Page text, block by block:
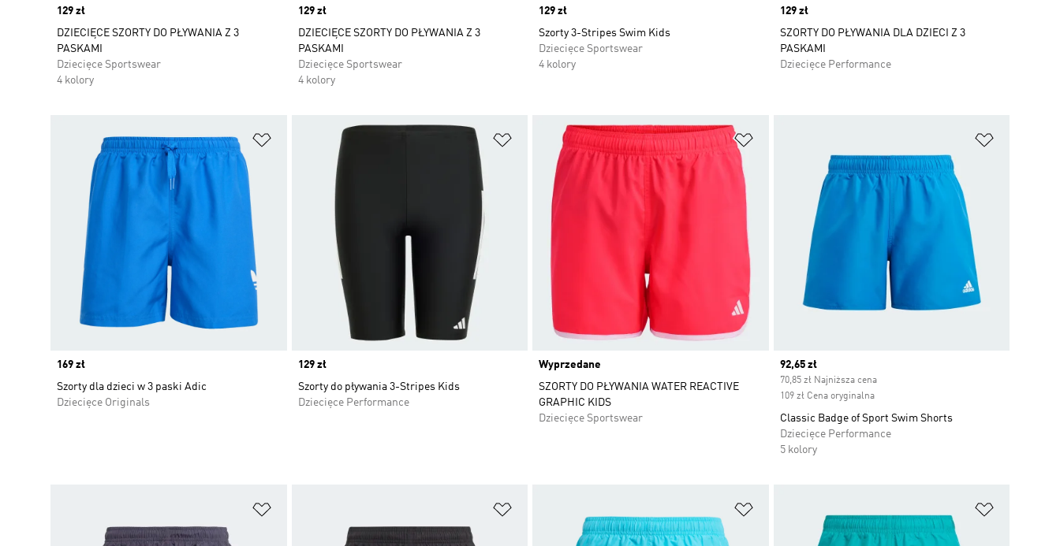
Price
129 zł
DZIECIĘCE SZORTY DO PŁYWANIA Z 3
PASKAMI
Dziecięce Sportswear
4 kolory
Price
129 zł
DZIECIĘCE SZORTY DO PŁYWANIA Z 3
PASKAMI
Dziecięce Sportswear
4 kolory
Price
129 zł
Szorty 3-Stripes Swim Kids
Dziecięce Sportswear
4 kolory
Price
129 zł
SZORTY DO PŁYWANIA DLA DZIECI Z 3
PASKAMI
Dziecięce Performance
Dodaj do listy życzeń
Price
169 zł
Szorty dla dzieci w 3 paski Adic
Dziecięce Originals
Dodaj do listy życzeń
Price
129 zł
Szorty do pływania 3-Stripes Kids
Dziecięce Performance
Wyprzedane
SZORTY DO PŁYWANIA WATER REACTIVE
GRAPHIC KIDS
Dziecięce Sportswear
Current price
92,65 zł
70,85 zł Najniższa cena
109 zł Cena oryginalna
Classic Badge of Sport Swim Shorts
Dziecięce Performance
5 kolory